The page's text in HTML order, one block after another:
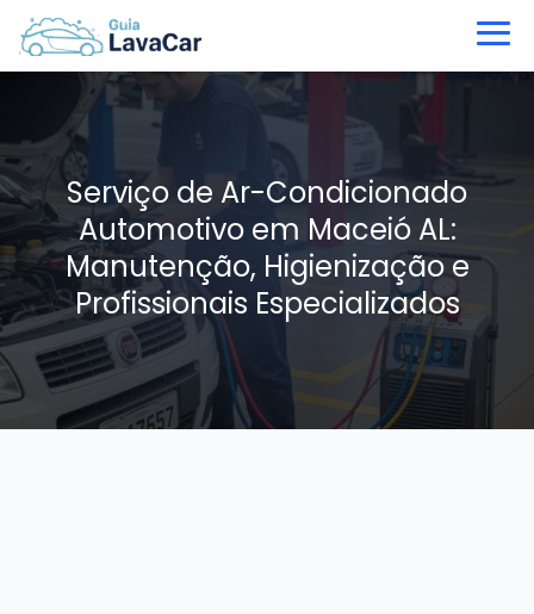
Serviço de Ar-Condicionado
Automotivo em Maceió AL:
Manutenção, Higienização e
Profissionais Especializados